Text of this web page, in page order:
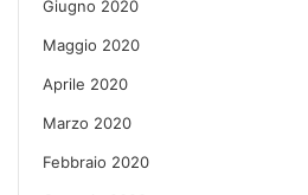
Giugno 2020
Maggio 2020
Aprile 2020
Marzo 2020
Febbraio 2020